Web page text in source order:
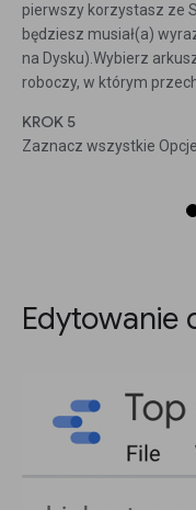
pierwszy korzystasz ze
będziesz musiał(a)
na Dysku).Wybierz
roboczy, w którym
KROK 5
Zaznacz wszystkie
Edytowanie